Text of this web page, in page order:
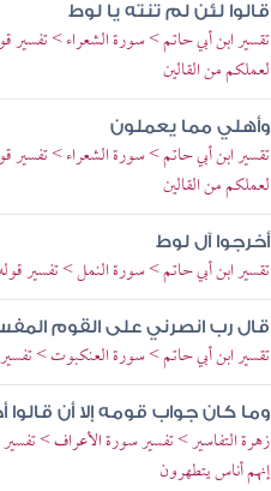
قالوا لئن لم تنته يا لوط
تقسير ابن أبي حاتم > سورة الشعراء > تفسير
لعملكم من القالين
وأهلي مما يعملون
تقسير ابن أبي حاتم > سورة الشعراء > تفسير
لعملكم من القالين
أخرجوا آل لوط
تقسير ابن أبي حاتم > سورة النمل > تفسير
قال رب انصرني على القوم
تقسير ابن أبي حاتم > سورة العنكبوت >
وما كان جواب قومه إلا أن
زهرة التفاسير > تفسير سورة الأعراف >
إنهم أناس يتطهرون